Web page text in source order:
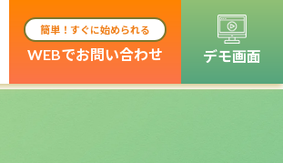
簡単！すぐに始められる
WEBでお問い合わせ デモ画面